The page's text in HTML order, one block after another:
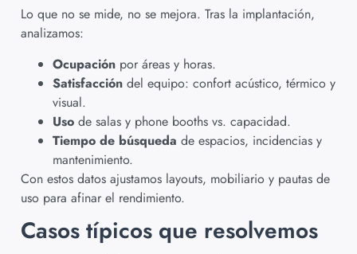
Lo que no se mide, no se mejora. Tras la implantación,
analizamos:
Ocupación por áreas y horas.
Satisfacción del equipo: confort acústico, térmico y
visual.
Uso de salas y phone booths vs. capacidad.
Tiempo de búsqueda de espacios, incidencias y
mantenimiento.
Con estos datos ajustamos layouts, mobiliario y pautas de
uso para afinar el rendimiento.
Casos típicos que resolvemos